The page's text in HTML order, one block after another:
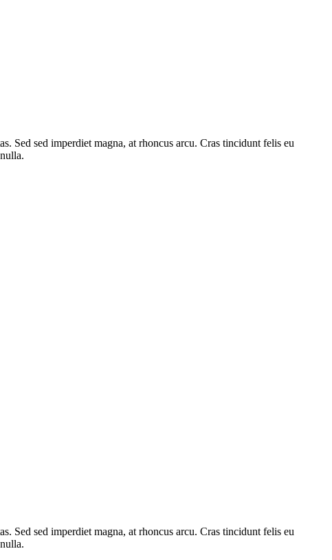
Sed sed imperdiet magna, at rhoncus arcu. Cras tincidunt felis eu
Sed sed imperdiet magna, at rhoncus arcu. Cras tincidunt felis eu